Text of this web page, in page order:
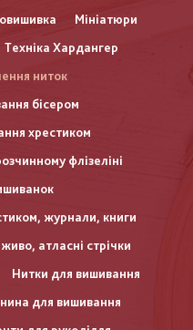
Мініатюри
Техніка Хардангер
ниток
бісером
хрестиком
флізеліні
журнали, книги
атласні стрічки
Нитки для вишивання
для вишивання